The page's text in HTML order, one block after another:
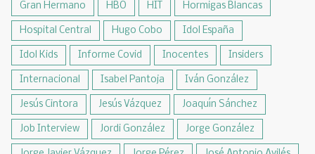
Gran Hermano HBO HIT Hormigas Blancas
Hospital Central Hugo Cobo Idol España
Idol Kids Informe Covid Inocentes Insiders
Internacional Isabel Pantoja Iván González
Jesús Cintora Jesús Vázquez Joaquín Sánchez
Job Interview Jordi González Jorge González